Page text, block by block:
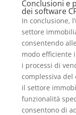
Conclusioni e
dei software
In conclusione,
settore
consentendo
modo efficiente
i processi di
complessiva
il settore
funzionalità
consentono di